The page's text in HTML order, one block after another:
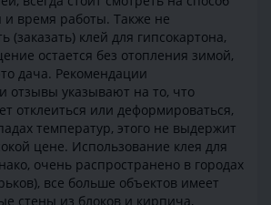
и время работы. Также не
(заказать) клей для гипсокартона,
остается без отопления зимой,
дача. Рекомендации
отзывы указывают на то, что
отклеиться или деформироваться,
температур, этого не выдержит
цене. Использование клея для
очень распространено в городах
все больше объектов имеет
стены из блоков и кирпича,